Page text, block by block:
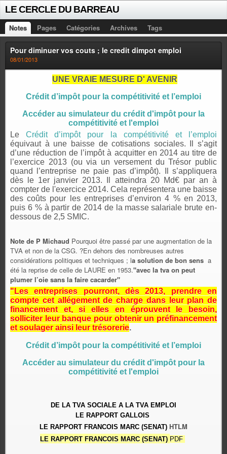
LE CERCLE DU BARREAU
Notes Pages Catégories Archives Tags
Pour diminuer vos couts ; le credit dimpot emploi
08/01/2013
UNE VRAIE MESURE D' AVENIR
Crédit d’impôt pour la compétitivité et l’emploi
Accéder au simulateur du crédit d'impôt pour la
compétitivité et l'emploi
LeCrédit d’impôt pour la compétitivité et l’emploi
équivaut à une baisse de cotisations sociales. Il s’agit
d’une réduction de l’impôt à acquitter en 2014 au titre de
l’exercice 2013 (ou via un versement du Trésor public
quand l’entreprise ne paie pas d’impôt). Il s’appliquera
dès le 1er janvier 2013. Il atteindra 20 Md€ par an à
compter de l'exercice 2014. Cela représentera une baisse
des coûts pour les entreprises d’environ 4 % en 2013,
puis 6 % à partir de 2014 de la masse salariale brute en-
dessous de 2,5 SMIC.
Note de P Michaud Pourquoi être passé par une augmentation de la
TVA et non de la CSG. ?En dehors des nombreuses autres
considérations politiques et techniques ; la solution de bon sens a
été la reprise de celle de LAURE en 1953."avec la tva on peut
plumer l’oie sans la faire cacarder"
"Les entreprises pourront, dès 2013, prendre en
compte cet allégement de charge dans leur plan de
financement et, si elles en éprouvent le besoin,
solliciter leur banque pour obtenir un préfinancement
et soulager ainsi leur trésorerie.
Crédit d’impôt pour la compétitivité et l’emploi
Accéder au simulateur du crédit d'impôt pour la
compétitivité et l'emploi
DE LA TVA SOCIALE A LA TVA EMPLOI
LE RAPPORT GALLOIS
LE RAPPORT FRANCOIS MARC (SENAT) HTLM
LE RAPPORT FRANCOIS MARC (SENAT) PDF